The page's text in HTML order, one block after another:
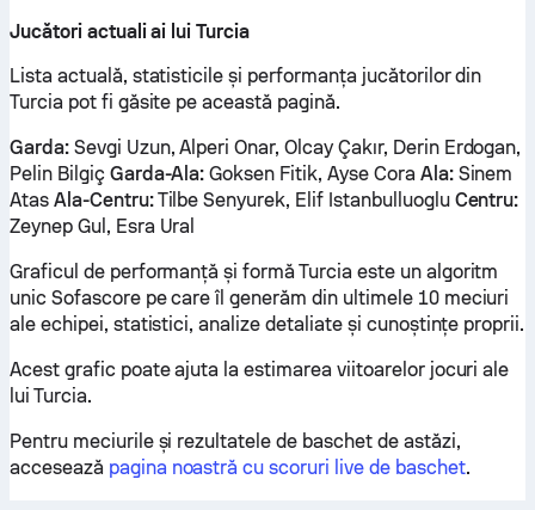
Jucători actuali ai lui Turcia
Lista actuală, statisticile și performanța jucătorilor din
Turcia pot fi găsite pe această pagină.
Garda:Sevgi Uzun, Alperi Onar, Olcay Çakır, Derin Erdogan,
Pelin Bilgiç Garda-Ala: Goksen Fitik, Ayse Cora Ala:Sinem
Atas Ala-Centru:Tilbe Senyurek, Elif Istanbulluoglu Centru:
Zeynep Gul, Esra Ural
Graficul de performanță și formă Turcia este un algoritm
unic Sofascore pe care îl generăm din ultimele 10 meciuri
ale echipei, statistici, analize detaliate și cunoștințe proprii.
Acest grafic poate ajuta la estimarea viitoarelor jocuri ale
lui Turcia.
Pentru meciurile și rezultatele de baschet de astăzi,
accesează pagina noastră cu scoruri live de baschet.